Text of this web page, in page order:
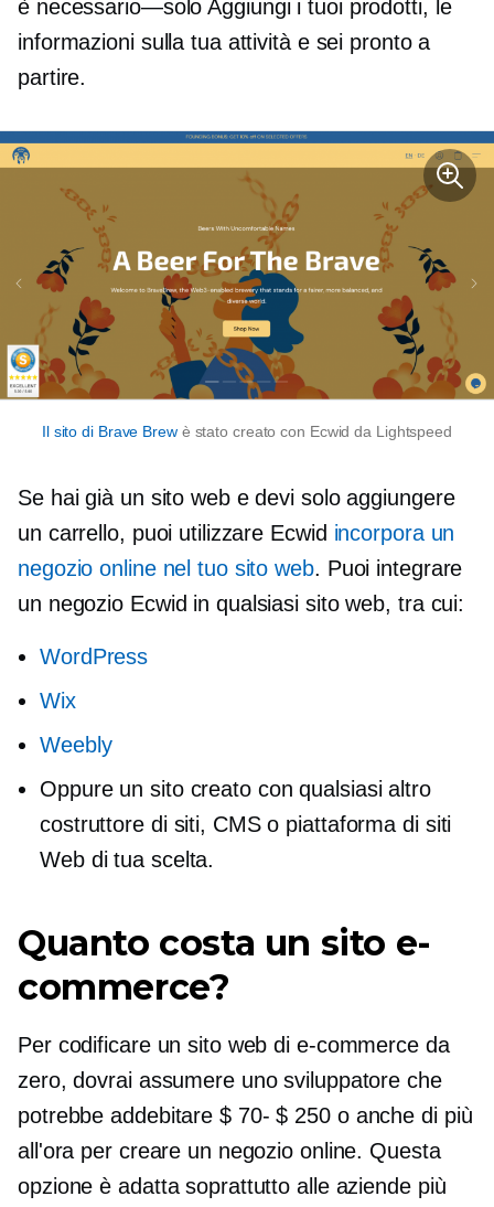
è necessario—solo Aggiungi i tuoi prodotti, le
informazioni sulla tua attività e sei pronto a
partire.
Il sito di Brave Brewè stato creato con Ecwid da Lightspeed
Se hai già un sito web e devi solo aggiungere
un carrello, puoi utilizzare Ecwid incorpora un
negozio online nel tuo sito web. Puoi integrare
un negozio Ecwid in qualsiasi sito web, tra cui:
WordPress
Wix
Weebly
Oppure un sito creato con qualsiasi altro
costruttore di siti, CMS o piattaforma di siti
Web di tua scelta.
Quanto costa un sito e-
commerce?
Per codificare un sito web di e-commerce da
zero, dovrai assumere uno sviluppatore che
potrebbe addebitare $ 70- $ 250o anche di più
all'ora per creare un negozio online. Questa
opzione è adatta soprattutto alle aziende più